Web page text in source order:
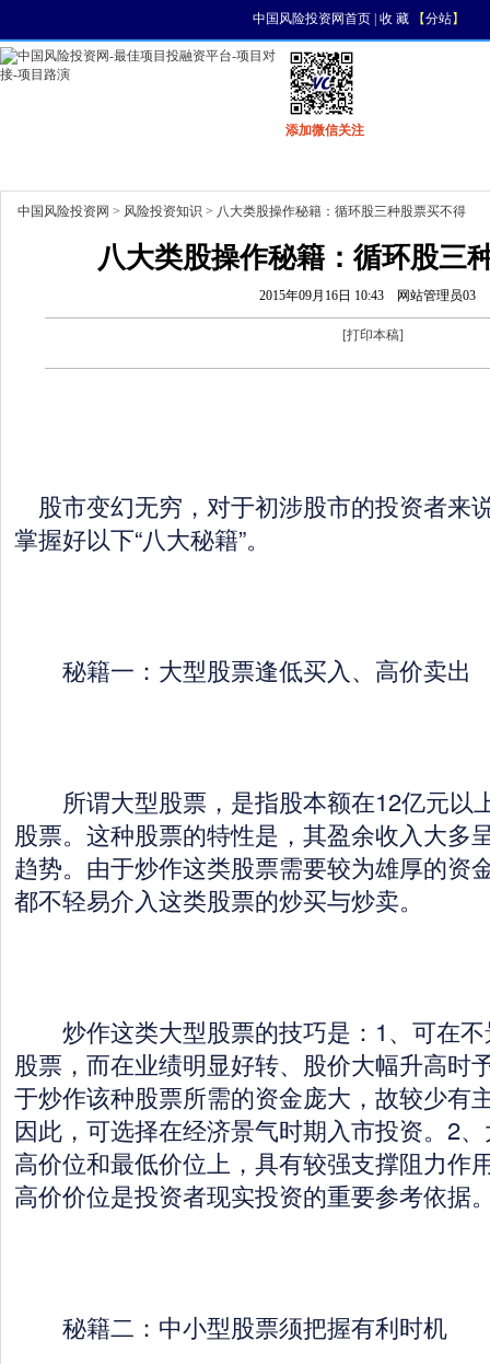
中国风险投资网首页| 收 藏【分站】
添加微信关注
中国风险投资网 > 风险投资知识 > 八大类股操作秘籍：循环股三种股票买不得
八大类股操作秘籍：循环股三
2015年09月16日 10:43 网站管理员03
[打印本稿]
股市变幻无穷，对于初涉股市的投资者来
掌握好以下“八大秘籍”。
秘籍一：大型股票逢低买入、高价卖出
所谓大型股票，是指股本额在12亿元以
股票。这种股票的特性是，其盈余收入大多
趋势。由于炒作这类股票需要较为雄厚的资
都不轻易介入这类股票的炒买与炒卖。
炒作这类大型股票的技巧是：1、可在不
股票，而在业绩明显好转、股价大幅升高时
于炒作该种股票所需的资金庞大，故较少有
因此，可选择在经济景气时期入市投资。2
高价位和最低价位上，具有较强支撑阻力作
高价价位是投资者现实投资的重要参考依据
秘籍二：中小型股票须把握有利时机